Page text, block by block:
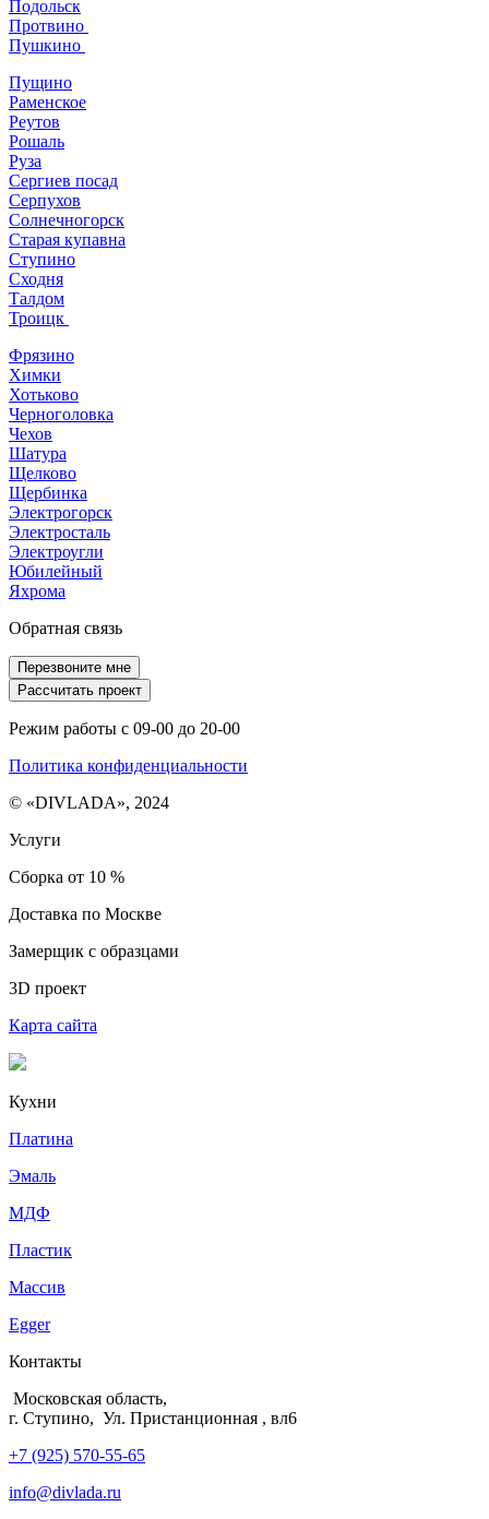
Подольск
Протвино
Пушкино
Пущино
Раменское
Реутов
Рошаль
Руза
Сергиев посад
Серпухов
Солнечногорск
Старая купавна
Ступино
Сходня
Талдом
Троицк
Фрязино
Химки
Хотьково
Черноголовка
Чехов
Шатура
Щелково
Щербинка
Электрогорск
Электросталь
Электроугли
Юбилейный
Яхрома
Обратная связь
Перезвоните мне
Рассчитать проект
Режим работы с 09-00 до 20-00
Политика конфиденциальности
© «DIVLADA», 2024
Услуги
Сборка от 10 %
Доставка по Москве
Замерщик с образцами
3D проект
Карта сайта
Кухни
Платина
Эмаль
МДФ
Пластик
Массив
Egger
Контакты
Московская область,
г. Ступино, Ул. Пристанционная , вл6
+7 (925) 570-55-65
info@divlada.ru